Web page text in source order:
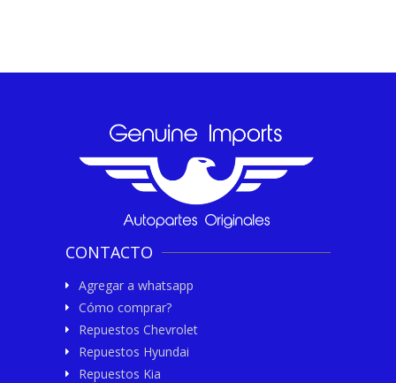
CONTACTO
Agregar a whatsapp
Cómo comprar?
Repuestos Chevrolet
Repuestos Hyundai
Repuestos Kia